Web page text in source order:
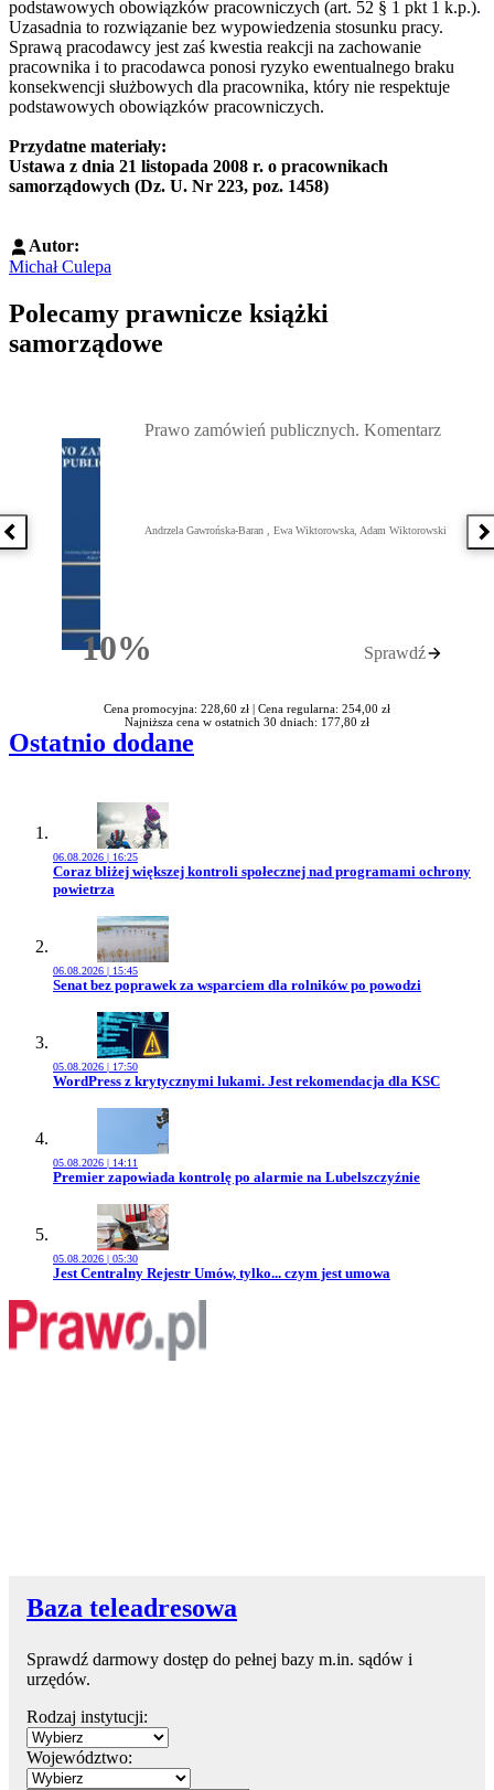
podstawowych obowiązków pracowniczych (art. 52 § 1 pkt 1 k.p.).
Uzasadnia to rozwiązanie bez wypowiedzenia stosunku pracy.
Sprawą pracodawcy jest zaś kwestia reakcji na zachowanie
pracownika i to pracodawca ponosi ryzyko ewentualnego braku
konsekwencji służbowych dla pracownika, który nie respektuje
podstawowych obowiązków pracowniczych.
Przydatne materiały:
Ustawa z dnia 21 listopada 2008 r. o pracownikach
samorządowych (Dz. U. Nr 223, poz. 1458)
Autor:
Michał Culepa
Polecamy prawnicze książki
samorządowe
Poprzednia książka
10%Rabatu
Prawo zamówień publicznych. Komentarz
Andrzela Gawrońska-Baran , Ewa Wiktorowska, Adam Wiktorowski
Sprawdź
Cena promocyjna: 228,60 zł | Cena regularna: 254,00 zł
Najniższa cena w ostatnich 30 dniach: 177,80 zł
Ostatnio dodane
06.08.2026 | 16:25
Przejdź do artykułu:
Coraz bliżej większej kontroli społecznej nad programami ochrony
powietrza
06.08.2026 | 15:45
Przejdź do artykułu:
Senat bez poprawek za wsparciem dla rolników po powodzi
05.08.2026 | 17:50
Przejdź do artykułu:
WordPress z krytycznymi lukami. Jest rekomendacja dla KSC
05.08.2026 | 14:11
Przejdź do artykułu:
Premier zapowiada kontrolę po alarmie na Lubelszczyźnie
05.08.2026 | 05:30
Przejdź do artykułu:
Jest Centralny Rejestr Umów, tylko... czym jest umowa
Baza teleadresowa
Sprawdź darmowy dostęp do pełnej bazy m.in. sądów i
urzędów.
Rodzaj instytucji:
Województwo: